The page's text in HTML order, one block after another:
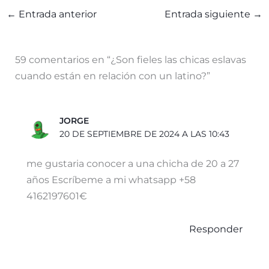
r
m
A
p
o n r
← Entrada anterior Entrada siguiente →
59 comentarios en “¿Son fieles las chicas eslavas
cuando están en relación con un latino?”
JORGE
20 DE SEPTIEMBRE DE 2024 A LAS 10:43
me gustaria conocer a una chicha de 20 a 27
años Escríbeme a mi whatsapp +58
4162197601€
Responder